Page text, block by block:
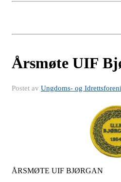
Årsmøte UIF
Postet av Ungdoms- og
ÅRSMØTE UIF BJØRGAN